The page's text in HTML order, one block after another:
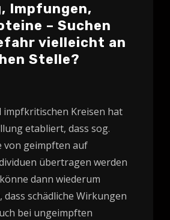
Impfungen,
– Suchen
vielleicht an
Stelle?
impfkritischen Kreisen hat
etabliert, dass sog.
von geimpften auf
übertragen werden
dann wiederum
dass schädliche Wirkungen
bei ungeimpften